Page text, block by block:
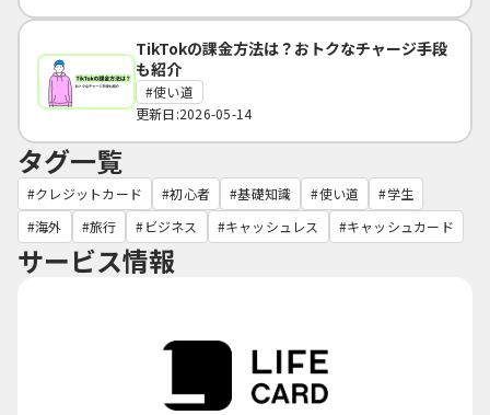
TikTokの課金方法は？おトクなチャージ手段
も紹介
使い道
更新日:2026-05-14
タグ一覧
クレジットカード 初心者 基礎知識 使い道
学生
海外
旅行 ビジネス キャッシュレス キャッシュカード
サービス情報